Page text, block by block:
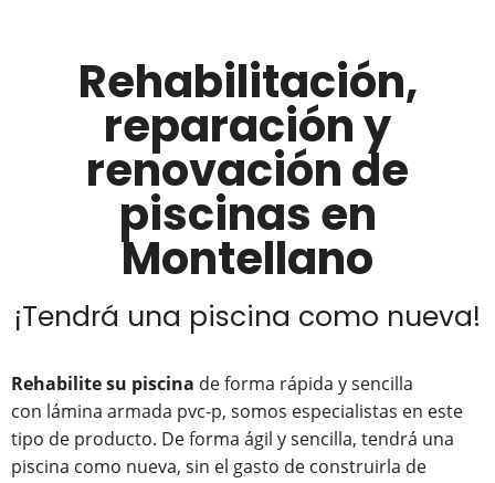
Rehabilitación,
reparación y
renovación de
piscinas en
Montellano
¡Tendrá una piscina como nueva!
Rehabilite su piscina de forma rápida y sencilla
con lámina armada pvc-p, somos especialistas en este
tipo de producto. De forma ágil y sencilla, tendrá una
piscina como nueva, sin el gasto de construirla de